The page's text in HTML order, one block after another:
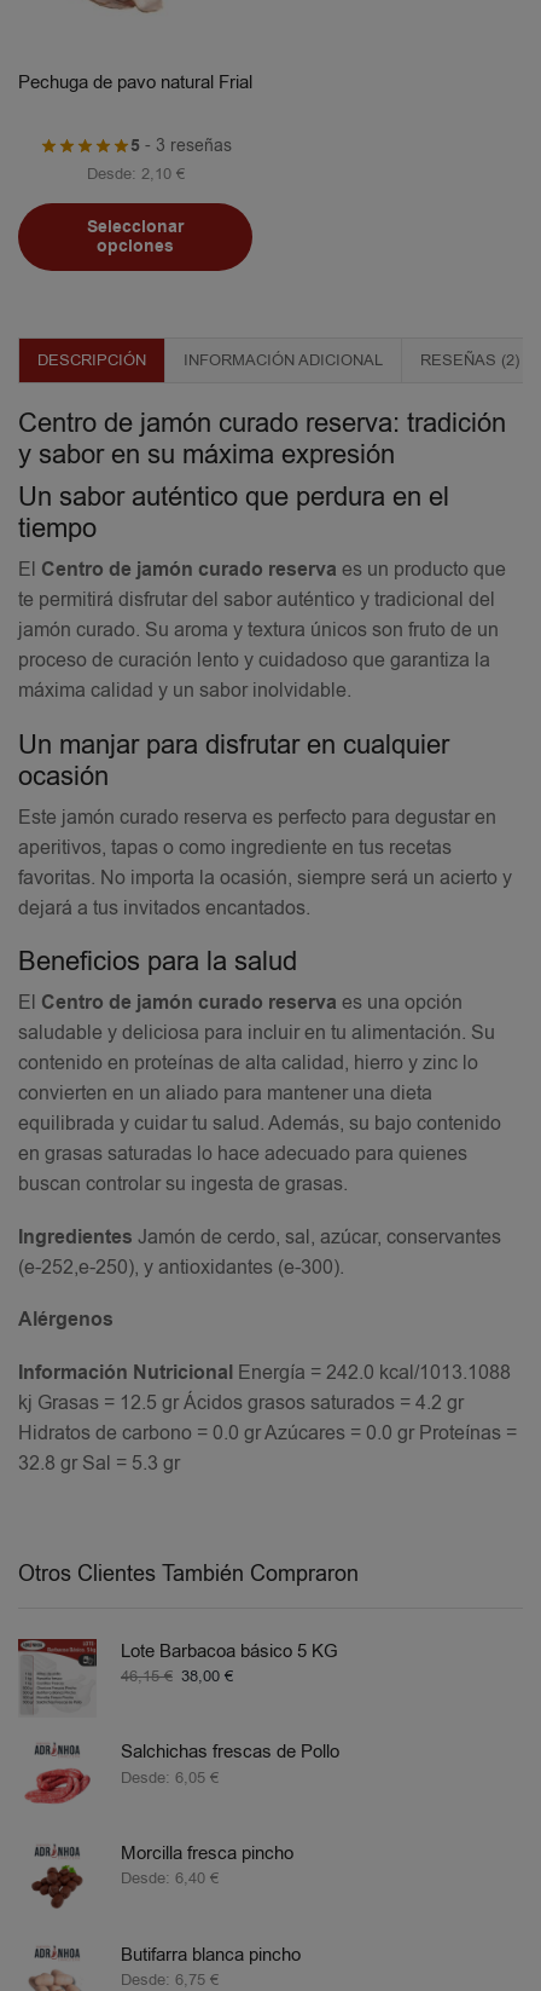
Pechuga de pavo natural Frial
5- 3 reseñas
Desde: 2,10 €
Seleccionar
opciones
DESCRIPCIÓN INFORMACIÓN ADICIONAL RESEÑAS (2)
Centro de jamón curado reserva: tradición
y sabor en su máxima expresión
Un sabor auténtico que perdura en el
tiempo
El Centro de jamón curado reserva es un producto que
te permitirá disfrutar del sabor auténtico y tradicional del
jamón curado. Su aroma y textura únicos son fruto de un
proceso de curación lento y cuidadoso que garantiza la
máxima calidad y un sabor inolvidable.
Un manjar para disfrutar en cualquier
ocasión
Este jamón curado reserva es perfecto para degustar en
aperitivos, tapas o como ingrediente en tus recetas
favoritas. No importa la ocasión, siempre será un acierto y
dejará a tus invitados encantados.
Beneficios para la salud
El Centro de jamón curado reserva es una opción
saludable y deliciosa para incluir en tu alimentación. Su
contenido en proteínas de alta calidad, hierro y zinc lo
convierten en un aliado para mantener una dieta
equilibrada y cuidar tu salud. Además, su bajo contenido
en grasas saturadas lo hace adecuado para quienes
buscan controlar su ingesta de grasas.
Ingredientes Jamón de cerdo, sal, azúcar, conservantes
(e-252,e-250), y antioxidantes (e-300).
Alérgenos
Información Nutricional Energía = 242.0 kcal/1013.1088
kj Grasas = 12.5 gr Ácidos grasos saturados = 4.2 gr
Hidratos de carbono = 0.0 gr Azúcares = 0.0 gr Proteínas =
32.8 gr Sal = 5.3 gr
Otros Clientes También Compraron
Lote Barbacoa básico 5 KG
46,15€ 38,00 €
Salchichas frescas de Pollo
Desde: 6,05 €
Morcilla fresca pincho
Desde: 6,40 €
Butifarra blanca pincho
Desde: 6,75 €